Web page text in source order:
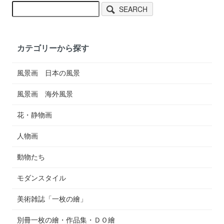
SEARCH
カテゴリーから探す
風景画 日本の風景
風景画 海外風景
花・静物画
人物画
動物たち
モダンスタイル
美術雑誌「一枚の繪」
別冊一枚の繪・作品集・ＤＯ繪